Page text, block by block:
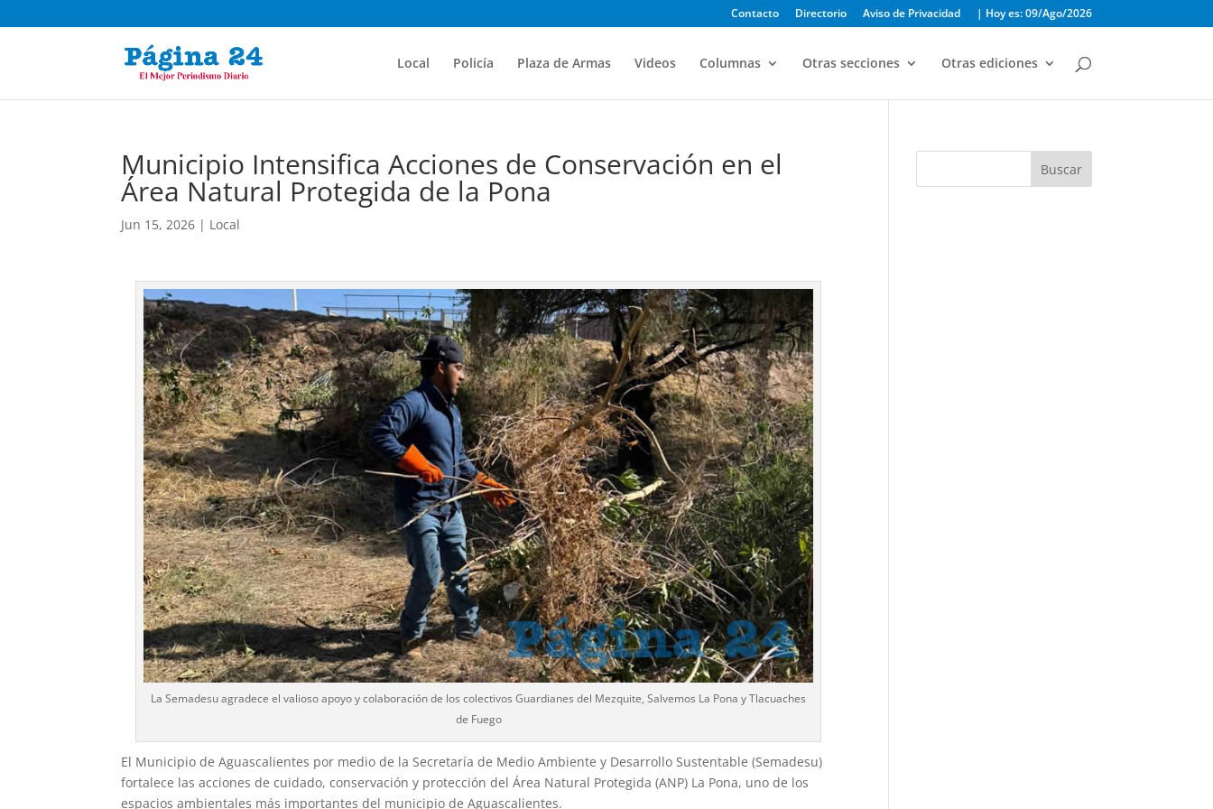
Contacto Directorio Aviso de Privacidad | Hoy es: 09/Ago/2026
Local Policía Plaza de Armas Videos Columnas Otras secciones Otras ediciones
Municipio Intensifica Acciones de Conservación en el
Área Natural Protegida de la Pona
Jun 15, 2026 | Local
La Semadesu agradece el valioso apoyo y colaboración de los colectivos Guardianes del Mezquite, Salvemos La Pona y Tlacuaches
de Fuego
El Municipio de Aguascalientes por medio de la Secretaría de Medio Ambiente y Desarrollo Sustentable (Semadesu)
fortalece las acciones de cuidado, conservación y protección del Área Natural Protegida (ANP) La Pona, uno de los
espacios ambientales más importantes del municipio de Aguascalientes.
Buscar